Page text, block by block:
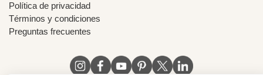
Política de privacidad
Términos y condiciones
Preguntas frecuentes